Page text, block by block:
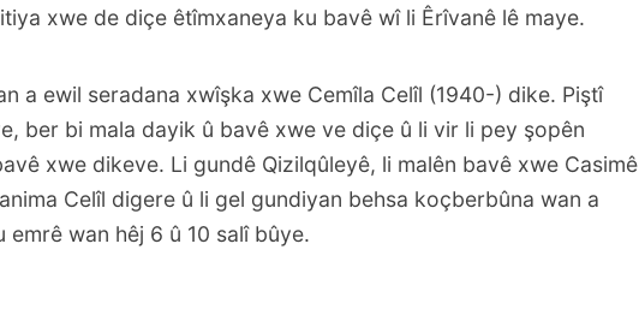
xwe de diçe êtîmxaneya ku bavê wî li Êrîvanê lê maye.
a ewil seradana xwîşka xwe Cemîla Celîl (1940-) dike. Piştî
ber bi mala dayik û bavê xwe ve diçe û li vir li pey şopên
xwe dikeve. Li gundê Qizilqûleyê, li malên bavê xwe Casimê
Celîl digere û li gel gundiyan behsa koçberbûna wan a
emrê wan hêj 6 û 10 salî bûye.